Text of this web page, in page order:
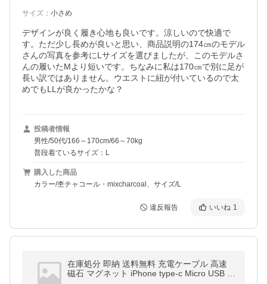
サイズ ： 小さめ
デザインが良く履き心地も良いです。涼しいので快適で
す。ただ少し長めが良いと思い、商品説明の174㎝のモデル
さんの写真を参考にLサイズを選びましたが、このモデルさ
んの履いたMより短いです。ちなみに私は170㎝で別に足が
長い訳ではありません。ウエストに紐が付いているので太
めでもLLが良かったかな？
投稿者情報
男性/50代/166～170cm/66～70kg
普段着ているサイズ：L
購入した商品
カラー/杢チャコール・mixcharcoal、サイズ/L
違反報告 いいね 1
在庫処分 即納 送料無料 充電ケーブル 高速
磁石 マグネット iPhone type-c Micro USB 急